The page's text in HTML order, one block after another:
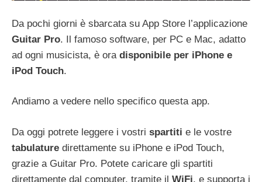
Da pochi giorni è sbarcata su App Store l’applicazione
Guitar Pro. Il famoso software, per PC e Mac, adatto
ad ogni musicista, è ora disponibile per iPhone e
iPod Touch.
Andiamo a vedere nello specifico questa app.
Da oggi potrete leggere i vostri spartiti e le vostre
tabulature direttamente su iPhone e iPod Touch,
grazie a Guitar Pro. Potete caricare gli spartiti
direttamente dal computer, tramite il WiFi, e supporta i